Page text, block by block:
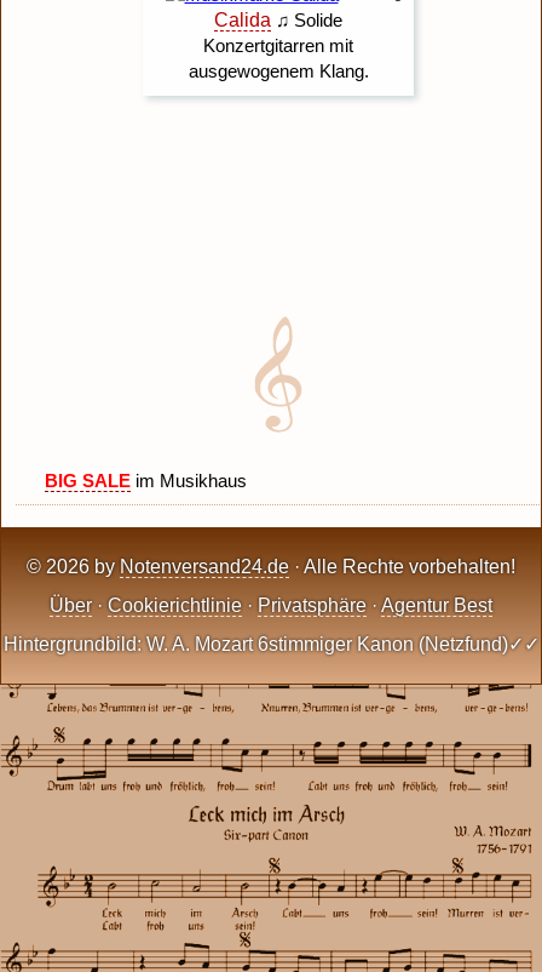
BIG SALE im Musikhaus
© 2026 by Notenversand24.de · Alle Rechte vorbehalten!
Über · Cookierichtlinie · Privatsphäre · Agentur Best
Hintergrundbild: W. A. Mozart 6stimmiger Kanon (Netzfund)✓✓